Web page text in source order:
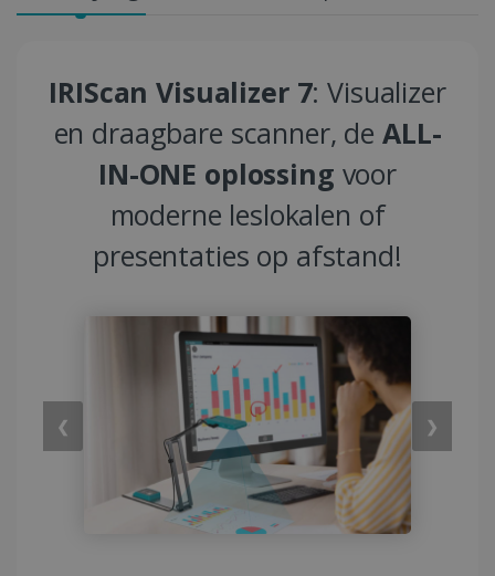
IRIScan Visualizer 7: Visualizer
en draagbare scanner, de ALL-
IN-ONE oplossing voor
moderne leslokalen of
presentaties op afstand!
❮ ❯